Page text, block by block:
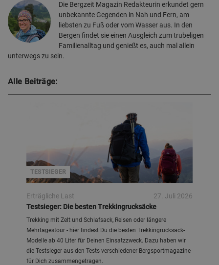
Die Bergzeit Magazin Redakteurin erkundet gern
unbekannte Gegenden in Nah und Fern, am
liebsten zu Fuß oder vom Wasser aus. In den
Bergen findet sie einen Ausgleich zum trubeligen
Familienalltag und genießt es, auch mal allein
unterwegs zu sein.
Alle Beiträge:
TESTSIEGER
Erträgliche Last
27. Juli 2026
Testsieger: Die besten Trekkingrucksäcke
Trekking mit Zelt und Schlafsack, Reisen oder längere
Mehrtagestour - hier findest Du die besten Trekkingrucksack-
Modelle ab 40 Liter für Deinen Einsatzzweck. Dazu haben wir
die Testsieger aus den Tests verschiedener Bergsportmagazine
für Dich zusammengetragen.